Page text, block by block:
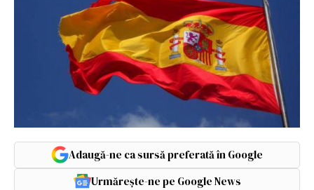
Adaugă-ne ca sursă preferată în Google
Urmărește-ne pe Google News